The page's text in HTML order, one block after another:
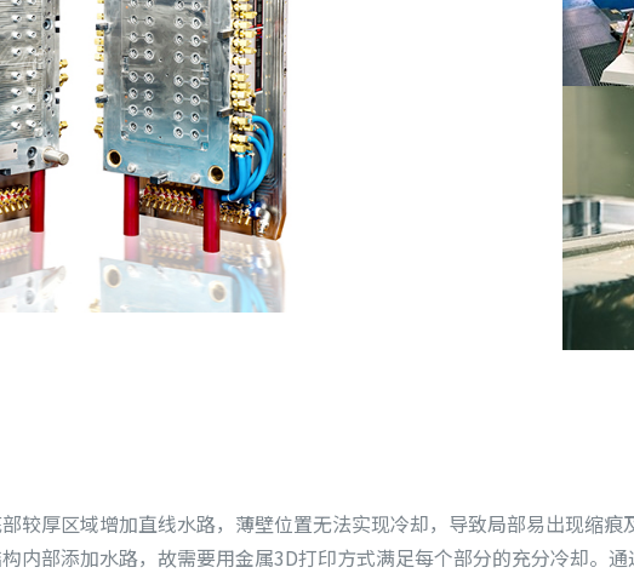
较厚区域增加直线水路，薄壁位置无法实现冷却，导致局部易出现缩痕
内部添加水路，故需要用金属3D打印方式满足每个部分的充分冷却。